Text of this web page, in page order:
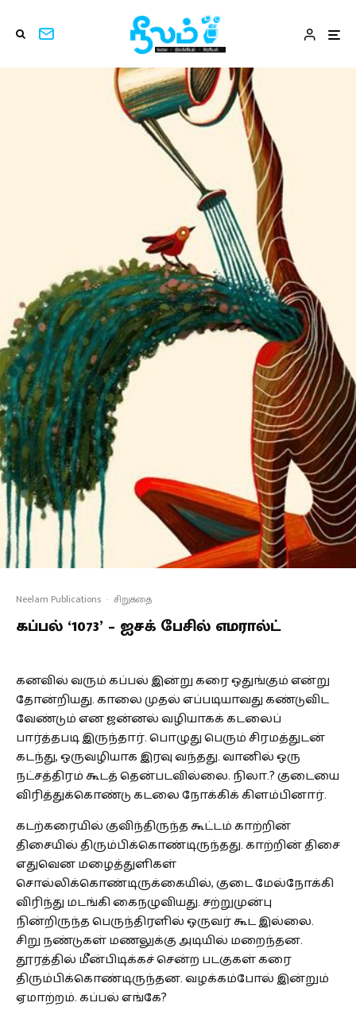
Neelam Publications · சிறுகதை
கப்பல் ‘1073’ – ஐசக் பேசில் எமரால்ட்
கனவில் வரும் கப்பல் இன்று கரை ஒதுங்கும் என்று
தோன்றியது. காலை முதல் எப்படியாவது கண்டுவிட
வேண்டும் என ஜன்னல் வழியாகக் கடலைப்
பார்த்தபடி இருந்தார். பொழுது பெரும் சிரமத்துடன்
கடந்து, ஒருவழியாக இரவு வந்தது. வானில் ஒரு
நட்சத்திரம் கூடத் தென்படவில்லை. நிலா.? குடையை
விரித்துக்கொண்டு கடலை நோக்கிக் கிளம்பினார்.
கடற்கரையில் குவிந்திருந்த கூட்டம் காற்றின்
திசையில் திரும்பிக்கொண்டிருந்தது. காற்றின் திசை
எதுவென மழைத்துளிகள்
சொல்லிக்கொண்டிருக்கையில், குடை மேல்நோக்கி
விரிந்து மடங்கி கைநழுவியது. சற்றுமுன்பு
நின்றிருந்த பெருந்திரளில் ஒருவர் கூட இல்லை.
சிறு நண்டுகள் மணலுக்கு அடியில் மறைந்தன.
தூரத்தில் மீன்பிடிக்கச் சென்ற படகுகள் கரை
திரும்பிக்கொண்டிருந்தன. வழக்கம்போல் இன்றும்
ஏமாற்றம். கப்பல் எங்கே?